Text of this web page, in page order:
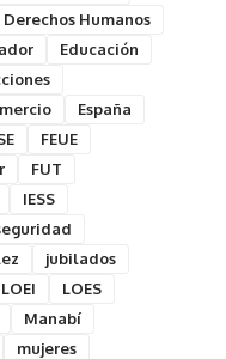
Derechos Humanos
Educación
España
FEUE
FUT
IESS
jubilados
LOEI
LOES
Manabí
mujeres